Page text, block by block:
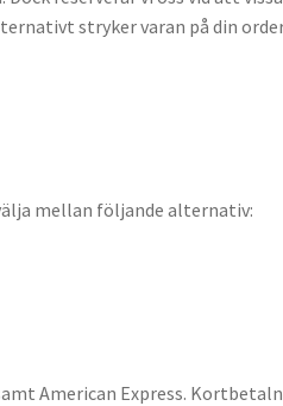
stryker varan på din
mellan följande alternativ:
American Express.